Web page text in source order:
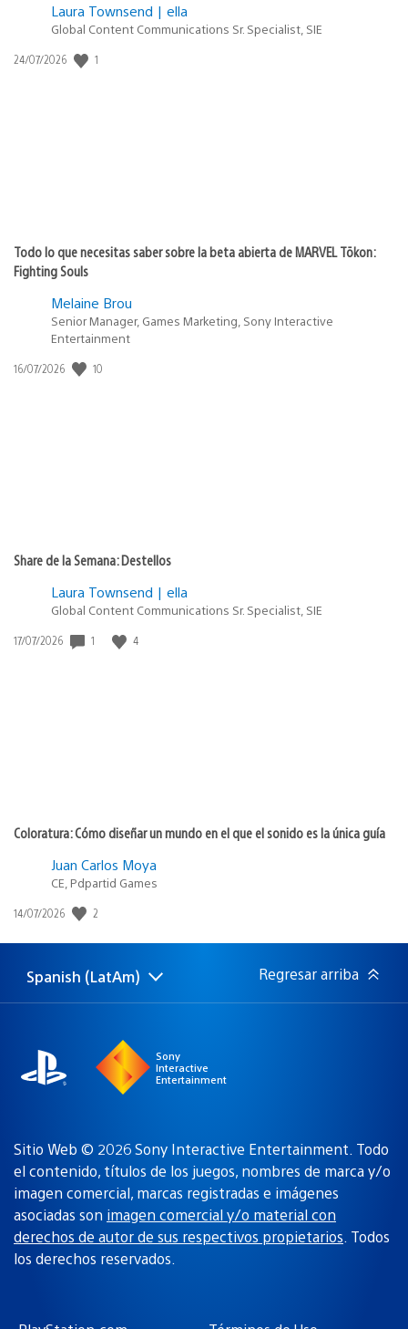
Laura Townsend | ella
Global Content Communications Sr. Specialist, SIE
Fecha
24/07/2026 1
Todo lo que necesitas saber sobre la beta abierta de MARVEL Tōkon:
Fighting Souls
Melaine Brou
Senior Manager, Games Marketing, Sony Interactive
Entertainment
Fecha
16/07/2026 10
Share de la Semana: Destellos
Laura Townsend | ella
Global Content Communications Sr. Specialist, SIE
Fecha
17/07/2026 1 4
Coloratura: Cómo diseñar un mundo en el que el sonido es la única guía
Juan Carlos Moya
CE, Pdpartid Games
Fecha
publicación:
14/07/2026 2
Elige
una
Región
actual:
Spanish (LatAm) Regresar arriba
Sony
Interactive
Entertainment
Sitio Web © 2026 Sony Interactive Entertainment. Todo
el contenido, títulos de los juegos, nombres de marca y/o
imagen comercial, marcas registradas e imágenes
asociadas son imagen comercial y/o material con
derechos de autor de sus respectivos propietarios. Todos
los derechos reservados.